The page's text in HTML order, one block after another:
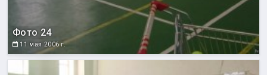
Фото 24
11 мая 2006 г.